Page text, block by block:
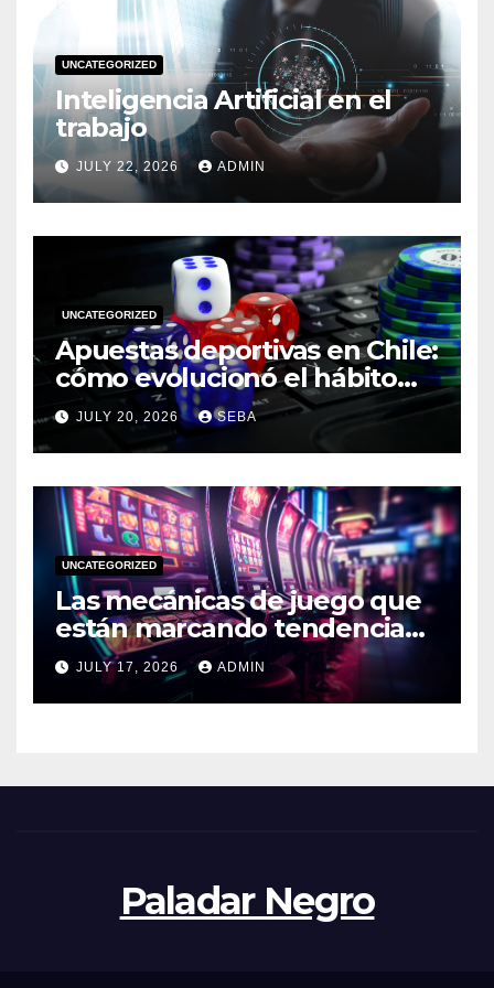
UNCATEGORIZED
Inteligencia Artificial en el
trabajo
JULY 22, 2026 ADMIN
UNCATEGORIZED
Apuestas deportivas en Chile:
cómo evolucionó el hábito
del hincha en la era digital
JULY 20, 2026 SEBA
UNCATEGORIZED
Las mecánicas de juego que
están marcando tendencia
en 2026
JULY 17, 2026 ADMIN
Paladar Negro